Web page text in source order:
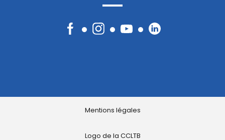
FacebookInstagramYouTubeLinkedIn
Mentions légales
Logo de la CCLTB